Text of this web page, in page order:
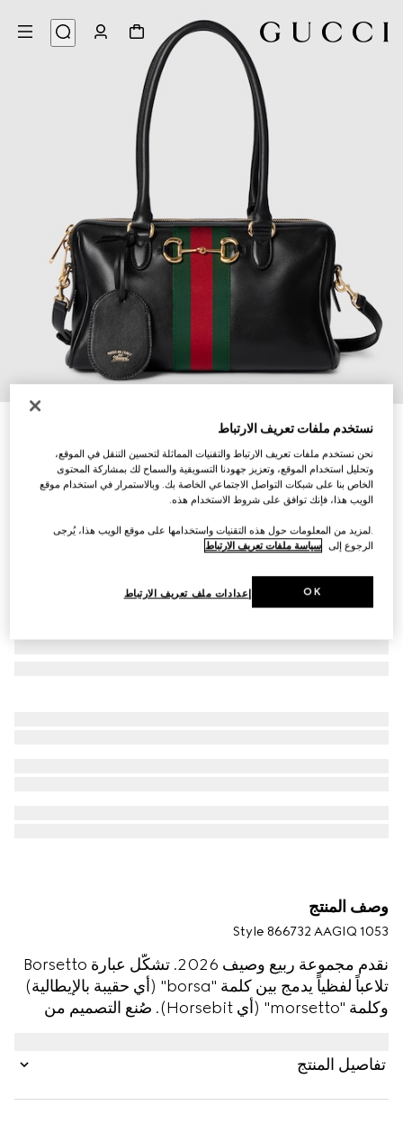
التخصيص بالأحرف الأولى
حقيبة بوسطن Borsetto متوسطة الحجم
SAR 12,950
تنويعاتجلد باللون الأسود
وصف المنتج
Style ‎866732 AAGIQ 1053
نقدم مجموعة ربيع وصيف 2026. تشكّل عبارة Borsetto
تلاعباً لفظياً يدمج بين كلمة "borsa" (أي حقيبة بالإيطالية)
وكلمة "morsetto" (أي Horsebit). صُنع التصميم من
تفاصيل المنتج
نستخدم ملفات تعريف الارتباط
نحن نستخدم ملفات تعريف الارتباط والتقنيات المماثلة لتحسين التنقل في الموقع،
وتحليل استخدام الموقع، وتعزيز جهودنا التسويقية والسماح لك بمشاركة المحتوى
الخاص بنا على شبكات التواصل الاجتماعي الخاصة بك. وبالاستمرار في استخدام موقع
الويب هذا، فإنك توافق على شروط الاستخدام هذه.
.لمزيد من المعلومات حول هذه التقنيات واستخدامها على موقع الويب هذا، يُرجى
الرجوع إلى سياسة ملفات تعريف الارتباط
إعدادات ملف تعريف الارتباط OK